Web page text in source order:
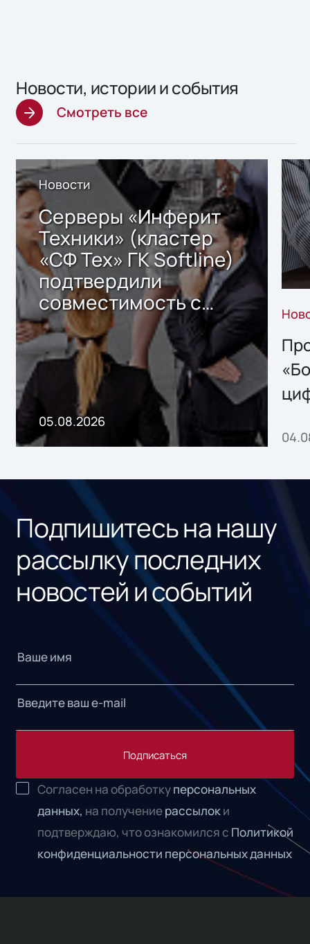
Новости, истории и события
Смотреть все
Новости
Серверы «Инферит
Техники» (кластер
«СФ Тех» ГК Softline)
подтвердили
совместимость с
решением Sharx
Storage 2.x для
хранения данных
05.08.2026
Подпишитесь на нашу
рассылку последних
новостей и событий
Подписаться
Согласен на обработкуперсональных
данных, на получениерассылоки
подтверждаю, что ознакомился с Политикой
конфиденциальности персональных данных